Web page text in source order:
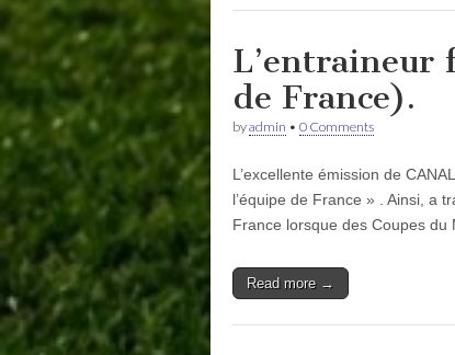
L’entraineur
de France).
byadmin • 0 Comments
L’excellente émission de
l’équipe de France » . Ainsi, a
France lorsque des Coupes du
Read more →